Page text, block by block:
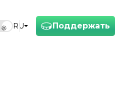
Поддержать
RU